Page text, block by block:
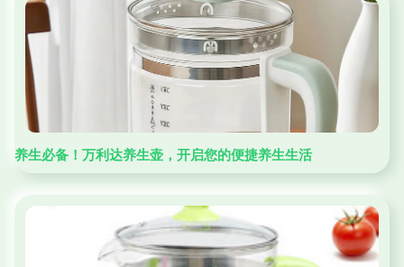
养生必备！万利达养生壶，开启您的便捷养生生活